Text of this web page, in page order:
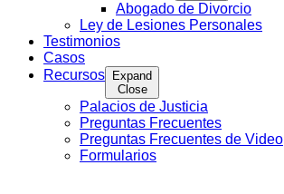
Abogado de Divorcio
Ley de Lesiones Personales
Testimonios
Casos
Recursos
Expand
Close
Palacios de Justicia
Preguntas Frecuentes
Preguntas Frecuentes de Video
Formularios